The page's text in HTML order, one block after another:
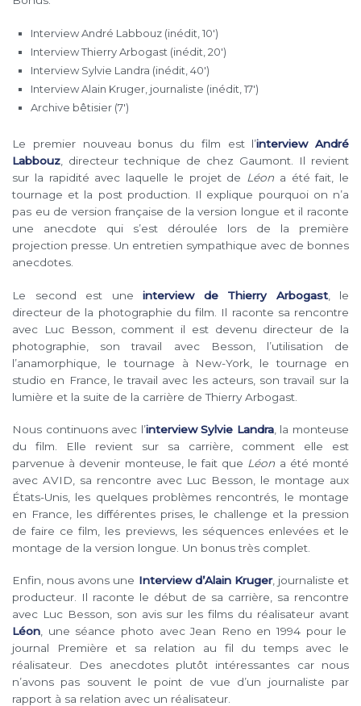
Interview André Labbouz (inédit, 10′)
Interview Thierry Arbogast (inédit, 20′)
Interview Sylvie Landra (inédit, 40′)
Interview Alain Kruger, journaliste (inédit, 17′)
Archive bêtisier (7′)
Le premier nouveau bonus du film est l’interview André
Labbouz, directeur technique de chez Gaumont. Il revient
sur la rapidité avec laquelle le projet de Léon a été fait, le
tournage et la post production. Il explique pourquoi on n’a
pas eu de version française de la version longue et il raconte
une anecdote qui s’est déroulée lors de la première
projection presse. Un entretien sympathique avec de bonnes
anecdotes.
Le second est une interview de Thierry Arbogast, le
directeur de la photographie du film. Il raconte sa rencontre
avec Luc Besson, comment il est devenu directeur de la
photographie, son travail avec Besson, l’utilisation de
l’anamorphique, le tournage à New-York, le tournage en
studio en France, le travail avec les acteurs, son travail sur la
lumière et la suite de la carrière de Thierry Arbogast.
Nous continuons avec l’interview Sylvie Landra, la monteuse
du film. Elle revient sur sa carrière, comment elle est
parvenue à devenir monteuse, le fait que Léon a été monté
avec AVID, sa rencontre avec Luc Besson, le montage aux
États-Unis, les quelques problèmes rencontrés, le montage
en France, les différentes prises, le challenge et la pression
de faire ce film, les previews, les séquences enlevées et le
montage de la version longue. Un bonus très complet.
Enfin, nous avons une Interview d’Alain Kruger, journaliste et
producteur. Il raconte le début de sa carrière, sa rencontre
avec Luc Besson, son avis sur les films du réalisateur avant
Léon , une séance photo avec Jean Reno en 1994 pour le
journal Première et sa relation au fil du temps avec le
réalisateur. Des anecdotes plutôt intéressantes car nous
n’avons pas souvent le point de vue d’un journaliste par
rapport à sa relation avec un réalisateur.